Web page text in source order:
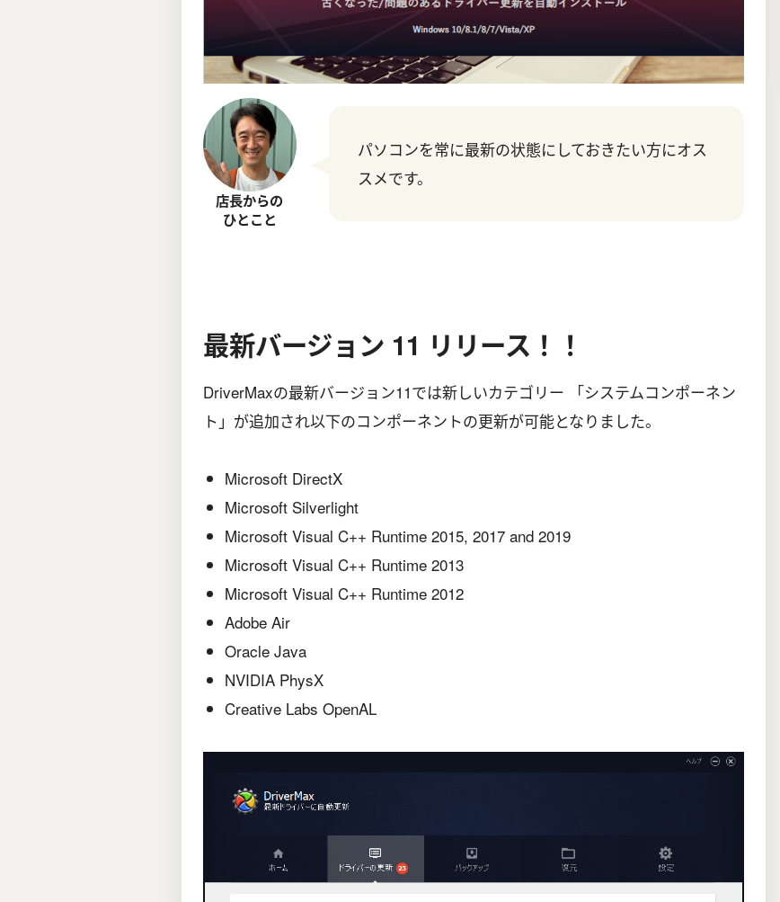
店長からの
ひとこと
パソコンを常に最新の状態にしておきたい方にオス
スメです。
最新バージョン 11 リリース！！
DriverMaxの最新バージョン11では新しいカテゴリー 「システムコンポーネン
ト」が追加され以下のコンポーネントの更新が可能となりました。
Microsoft DirectX
Microsoft Silverlight
Microsoft Visual C++ Runtime 2015, 2017 and 2019
Microsoft Visual C++ Runtime 2013
Microsoft Visual C++ Runtime 2012
Adobe Air
Oracle Java
NVIDIA PhysX
Creative Labs OpenAL